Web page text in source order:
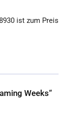
ist zum Preis
Weeks“